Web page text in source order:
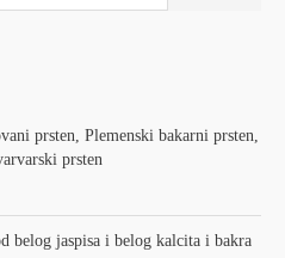
prsten, Plemenski bakarni prsten,
prsten
belog jaspisa i belog kalcita i bakra
a
e